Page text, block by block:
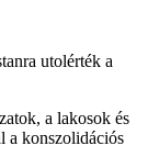
utolérték a
a lakosok és
a konszolidációs